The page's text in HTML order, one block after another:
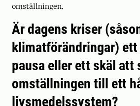
omställningen.
Är dagens kriser
klimatförändringar)
pausa eller ett skäl att
omställningen till ett
livsmedelssystem?